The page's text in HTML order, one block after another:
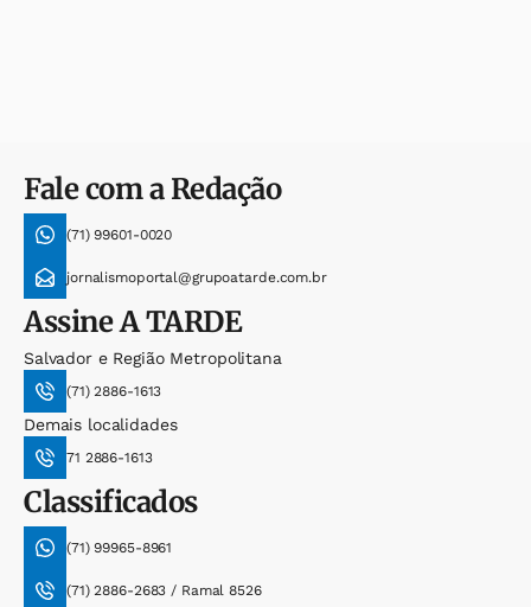
Fale com a Redação
(71) 99601-0020
jornalismoportal@grupoatarde.com.br
AssineA TARDE
Salvador e Região Metropolitana
(71) 2886-1613
Demais localidades
71 2886-1613
Classificados
(71) 99965-8961
(71) 2886-2683 / Ramal 8526